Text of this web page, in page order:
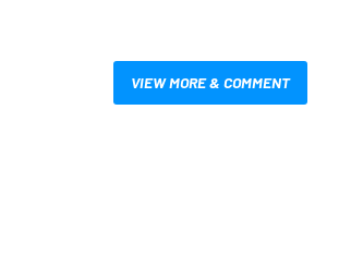
VIEW MORE & COMMENT